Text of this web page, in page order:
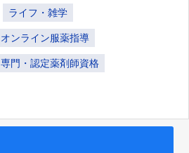
ライフ・雑学
オンライン服薬指導
専門・認定薬剤師資格